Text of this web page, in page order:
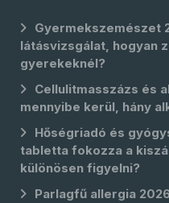
Gyermekszemészet
látásvizsgálat, hogyan
gyerekeknél?
Cellulitmasszázs és
mennyibe kerül, hány
Hőségriadó és
tabletta fokozza a
különösen figyelni?
Parlagfű allergia